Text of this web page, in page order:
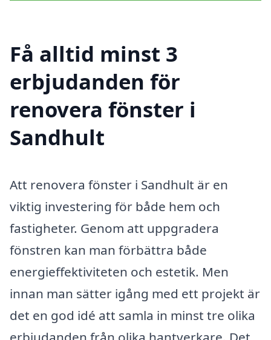
Få alltid minst 3
erbjudanden för
renovera fönster i
Sandhult
Att renovera fönster i Sandhult är en
viktig investering för både hem och
fastigheter. Genom att uppgradera
fönstren kan man förbättra både
energieffektiviteten och estetik. Men
innan man sätter igång med ett projekt är
det en god idé att samla in minst tre olika